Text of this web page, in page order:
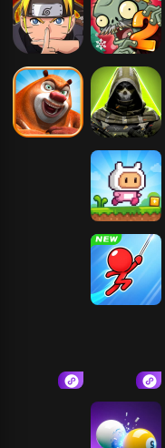
火影忍者：木
叶高手
植物大战僵尸
2高清版
萤火突击
小红人历险记
欢乐天天斗地
主（单机版）